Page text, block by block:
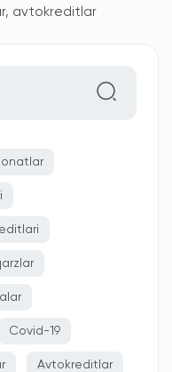
avtokreditlar
Covid-19
Avtokreditlar